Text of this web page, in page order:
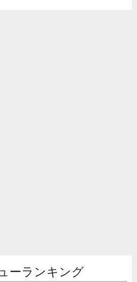
ーランキング